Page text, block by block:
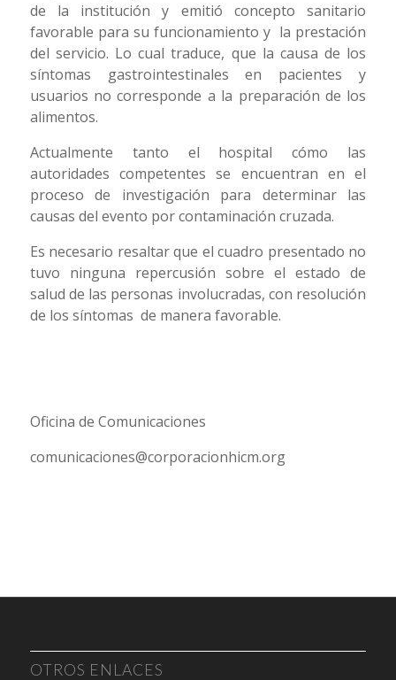
de la institución y emitió concepto sanitario
favorable para su funcionamiento y la prestación
del servicio. Lo cual traduce, que la causa de los
síntomas gastrointestinales en pacientes y
usuarios no corresponde a la preparación de los
alimentos.
Actualmente tanto el hospital cómo las
autoridades competentes se encuentran en el
proceso de investigación para determinar las
causas del evento por contaminación cruzada.
Es necesario resaltar que el cuadro presentado no
tuvo ninguna repercusión sobre el estado de
salud de las personas involucradas, con resolución
de los síntomas de manera favorable.
Oficina de Comunicaciones
comunicaciones@corporacionhicm.org
OTROS ENLACES